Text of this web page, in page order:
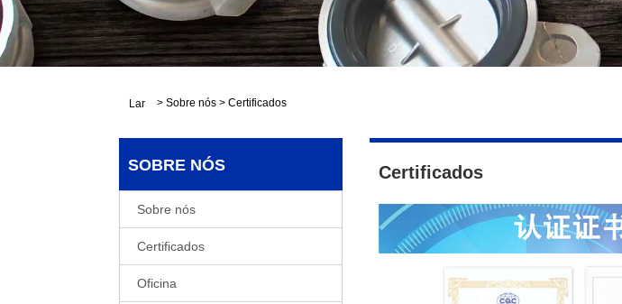
Lar > Sobre nós > Certificados
SOBRE NÓS
Sobre nós
Certificados
Oficina
Certificados